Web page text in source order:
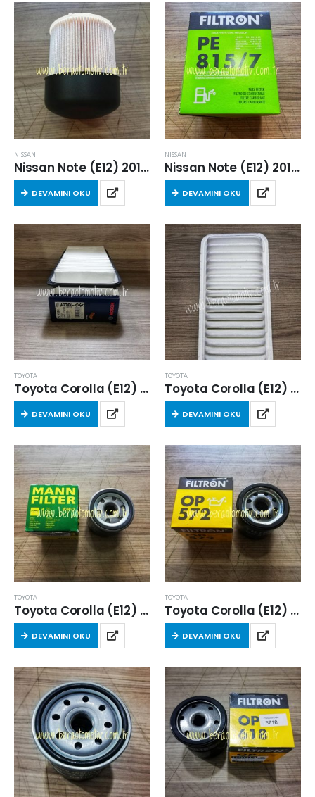
NISSAN
Nissan Note (E12) 2013 Sonrası 1.5 Dizel Yakıt Filtresi
DEVAMINI OKU
NISSAN
Nissan Note (E12) 2013 Sonrası 1.5 Dizel Yakıt Filtresi
DEVAMINI OKU
TOYOTA
Toyota Corolla (E12) 1.4 Dizel 2004-2007 Arası Hava Filtresi
DEVAMINI OKU
TOYOTA
Toyota Corolla (E12) 2001-2007 Arası 1.6 Benzinli Hava Filtresi
DEVAMINI OKU
TOYOTA
Toyota Corolla (E12) 2001-2008 Arası 1.6 VVT-i Benzinli Yağ Filtresi
DEVAMINI OKU
TOYOTA
Toyota Corolla (E12) 2001-2008 Arası 1.6 VVT-i Yağ Filtresi
DEVAMINI OKU